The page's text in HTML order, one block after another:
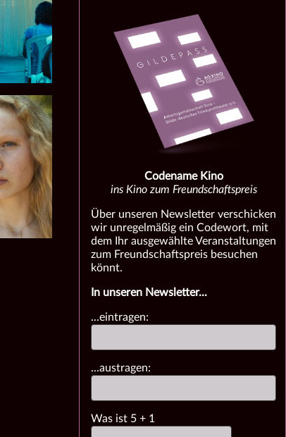
Codename Kino
ins Kino zum Freundschaftspreis
Über unseren Newsletter verschicken
wir unregelmäßig ein Codewort, mit
dem Ihr ausgewählte Veranstaltungen
zum Freundschaftspreis besuchen
könnt.
In unseren Newsletter...
...eintragen:
...austragen:
Was ist 5 + 1